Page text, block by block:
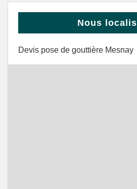
Nous
Devis pose de gouttière Mesnay